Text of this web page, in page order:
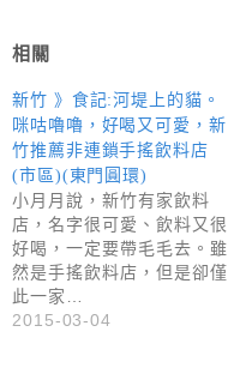
相關
新竹 》食記:河堤上的貓。
咪咕嚕嚕，好喝又可愛，新
竹推薦非連鎖手搖飲料店
(市區)(東門圓環)
小月月說，新竹有家飲料
店，名字很可愛、飲料又很
好喝，一定要帶毛毛去。雖
然是手搖飲料店，但是卻僅
此一家…
2015-03-04